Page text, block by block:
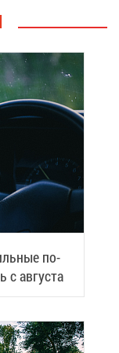
по­
с ав­гу­ста